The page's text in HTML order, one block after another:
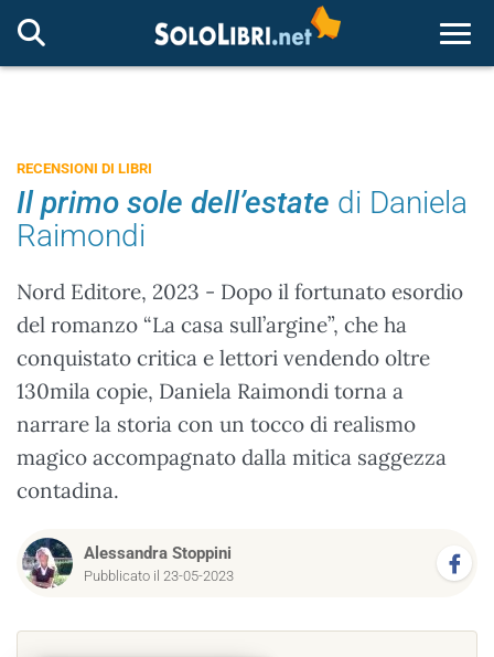
RECENSIONI DI LIBRI
Il primo sole dell’estate di Daniela
Raimondi
Nord Editore, 2023 - Dopo il fortunato esordio
del romanzo “La casa sull’argine”, che ha
conquistato critica e lettori vendendo oltre
130mila copie, Daniela Raimondi torna a
narrare la storia con un tocco di realismo
magico accompagnato dalla mitica saggezza
contadina.
Alessandra Stoppini
Pubblicato il 23-05-2023